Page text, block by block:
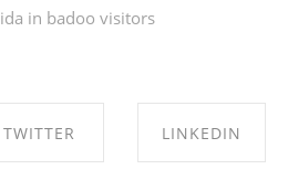
in badoo visitors
TWITTER LINKEDIN